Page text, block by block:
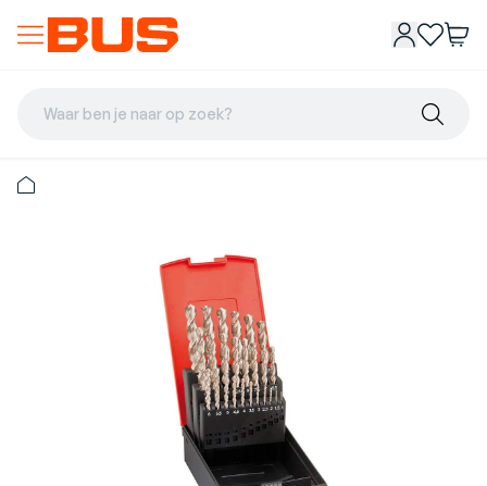
Waar ben je naar op zoek?